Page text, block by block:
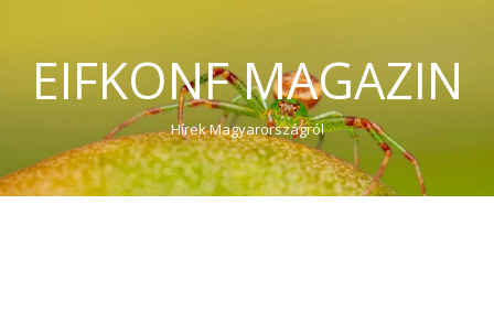
EIFKONF MAGAZIN
Hírek Magyarországról